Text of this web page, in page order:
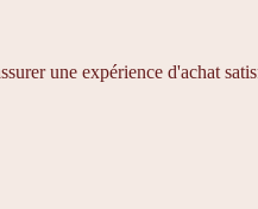
une expérience d'achat